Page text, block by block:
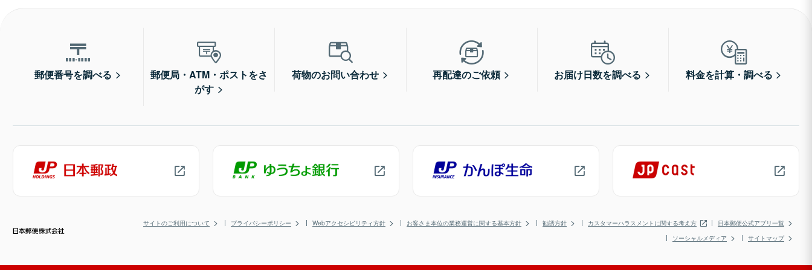
郵便番号を調べる
郵便局・ATM・ポストをさ
がす
荷物のお問い合わせ 再配達のご依頼 お届け日数を調べる 料金を計算・調べる
サイトのご利用について プライバシーポリシー Webアクセシビリティ方針 お客さま本位の業務運営に関する基本方針 勧誘方針 カスタマーハラスメントに関する考え方
日本郵便公式アプリ一覧
ソーシャルメディア
サイトマップ